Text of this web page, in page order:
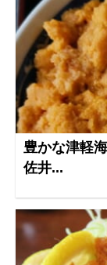
豊かな津軽
佐井...